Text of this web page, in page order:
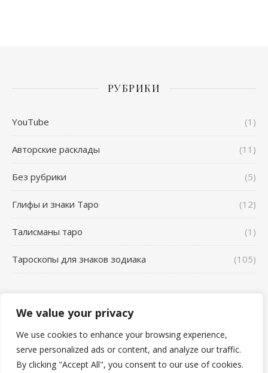
We value your privacy
We use cookies to enhance your browsing experience,
serve personalized ads or content, and analyze our traffic.
By clicking "Accept All", you consent to our use of cookies.
РУБРИКИ
YouTube (1)
Авторские расклады (11)
Без рубрики (5)
Глифы и знаки Таро (12)
Талисманы таро (1)
Тароскопы для знаков зодиака (105)
Школа Таро AL_VN - 2026 ©
Главная YouTube Сонник
Отзывы о работе Таролога Карина Захарова Школа таро
AL_VN Альвиен
Авторские расклады Тароскопы для знаков зодиака
Глифы и знаки Таро Талисманы таро Разбор ритуалов таро